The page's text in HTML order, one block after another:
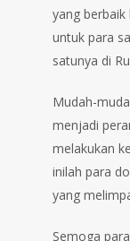
yang
untuk para
satunya di
Mudah-
menjadi
melakukan
inilah para
yang
Semoga